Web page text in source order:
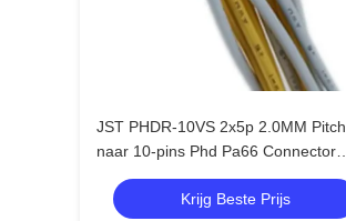
JST PHDR-10VS 2x5p 2.0MM Pitch
naar 10-pins Phd Pa66 Connector
Kabelboom met 1007 26awg Kabel
Krijg Beste Prijs